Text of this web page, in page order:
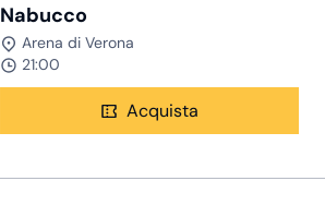
Nabucco
Arena di Verona
21:00
Acquista